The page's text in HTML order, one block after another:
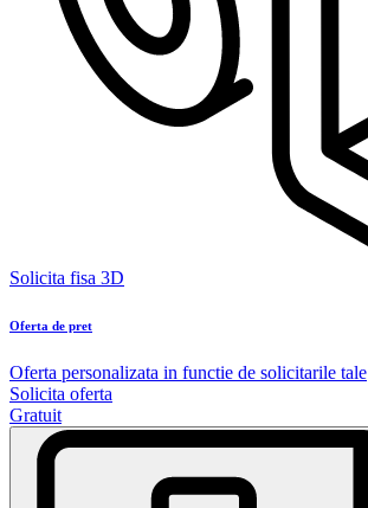
Solicita fisa 3D
Oferta de pret
Oferta personalizata in functie de solicitarile tale
Solicita oferta
Gratuit